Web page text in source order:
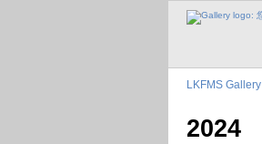
LKFMS Gallery
2024